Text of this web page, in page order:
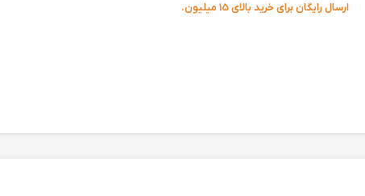
ارسال رایگان برای خرید بالای 15 میلیون.